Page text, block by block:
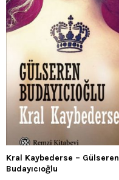
Kral Kaybederse – Gülseren
Budayıcıoğlu